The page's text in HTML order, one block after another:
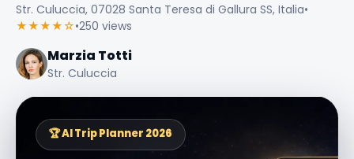
Str. Culuccia, 07028 Santa Teresa di Gallura SS, Italia•
★★★★☆•250 views
Marzia Totti
Str. Culuccia
🏆 AI Trip Planner 2026